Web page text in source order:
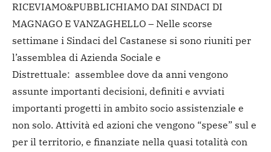
RICEVIAMO&PUBBLICHIAMO DAI SINDACI DI
MAGNAGO E VANZAGHELLO – Nelle scorse
settimane i Sindaci del Castanese si sono riuniti per
l’assemblea di Azienda Sociale e
Distrettuale: assemblee dove da anni vengono
assunte importanti decisioni, definiti e avviati
importanti progetti in ambito socio assistenziale e
non solo. Attività ed azioni che vengono “spese” sul e
per il territorio, e finanziate nella quasi totalità con